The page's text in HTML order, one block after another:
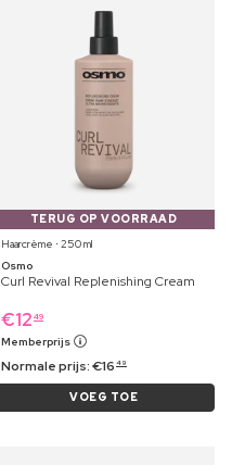
TERUG OP VOORRAAD
Haarcrème ⋅ 250 ml
Osmo
Curl Revival Replenishing Cream
€12 49
Memberprijs
Normale prijs:€16 49
VOEG TOE